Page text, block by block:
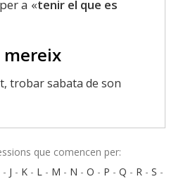
a «tenir el que es
mereix
trobar sabata de son
que comencen per:
- J - K - L - M - N - O - P - Q - R - S -